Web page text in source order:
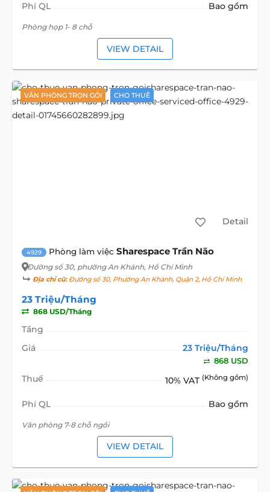
Phí QL Bao gồm
Phòng họp 1- 8 chỗ
VIEW DETAIL
VĂN PHÒNG TRỌN GÓI CHO THUÊ
Detail
4929 Phòng làm việc Sharespace Trần Não
Đường số 30, phường An Khánh, Hồ Chí Minh
Địa chỉ cũ:Đường số 30, Phường An Khánh, Quận 2, Hồ Chí Minh
23 Triệu/Tháng
868 USD/Tháng
Tầng
Giá
23 Triệu/Tháng
868 USD
Thuế 10% VAT (Không gồm)
Phí QL Bao gồm
Văn phòng 7-8 chỗ ngồi
VIEW DETAIL